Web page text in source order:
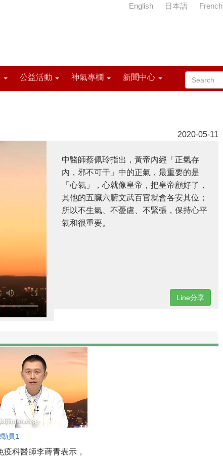
公益活動 神氣專欄 新聞中心
English 日本語 French
2020-05-11
中醫師蔡佩玲指出，黃帝內經「正氣存
內，邪不可干」中的正氣，最重要的是
「心氣」，心就像皇帝，把皇帝顧好了，
其他的五臟六腑文武百官就會各安其位；
所以不生氣、不憂慮、不緊張，保持心平
氣和很重要。
Line分享
員1
疫科醫師李蒔青表示，